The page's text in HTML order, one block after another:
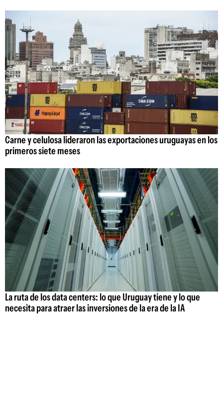
Carne y celulosa lideraron las exportaciones uruguayas en los
primeros siete meses
La ruta de los data centers: lo que Uruguay tiene y lo que
necesita para atraer las inversiones de la era de la IA